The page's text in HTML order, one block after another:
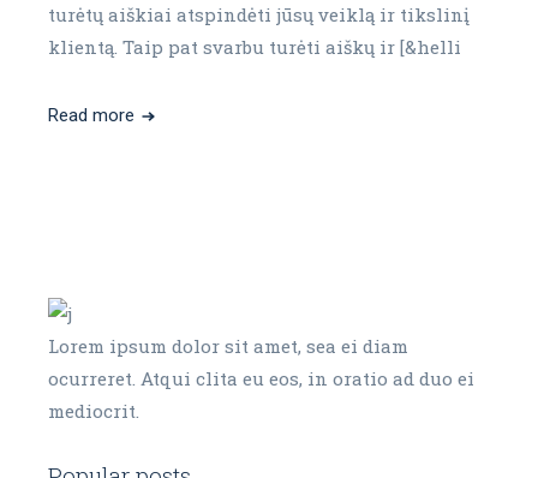
turėtų aiškiai atspindėti jūsų veiklą ir tikslinį
klientą. Taip pat svarbu turėti aiškų ir [&helli
Read more
Lorem ipsum dolor sit amet, sea ei diam
ocurreret. Atqui clita eu eos, in oratio ad duo ei
mediocrit.